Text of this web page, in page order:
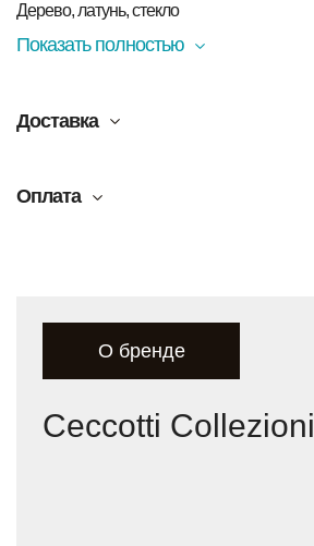
Дерево, латунь, стекло
Показать полностью
Доставка
Оплата
О бренде
Ceccotti Collezioni